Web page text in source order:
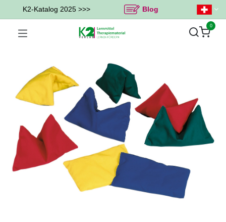
K2-Katalog 2025 >>> Blog
0